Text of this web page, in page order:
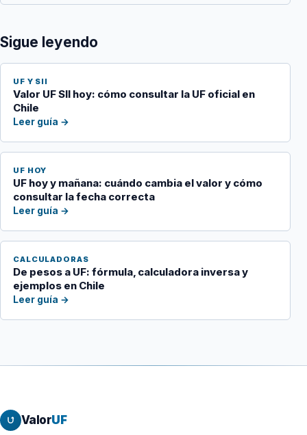
Sigue leyendo
UF Y SII
Valor UF SII hoy: cómo consultar la UF oficial en
Chile
Leer guía →
UF HOY
UF hoy y mañana: cuándo cambia el valor y cómo
consultar la fecha correcta
Leer guía →
CALCULADORAS
De pesos a UF: fórmula, calculadora inversa y
ejemplos en Chile
Leer guía →
ValorUF